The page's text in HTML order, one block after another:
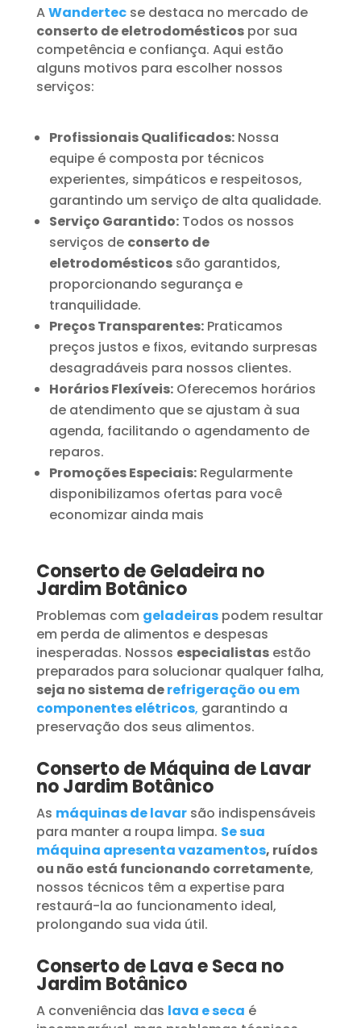
AWandertecse destaca no mercado de
conserto de eletrodomésticospor sua
competência e confiança. Aqui estão
alguns motivos para escolher nossos
serviços:
Profissionais Qualificados:Nossa
equipe é composta por técnicos
experientes, simpáticos e respeitosos,
garantindo um serviço de alta qualidade.
Serviço Garantido:Todos os nossos
serviços de conserto de
eletrodomésticossão garantidos,
proporcionando segurança e
tranquilidade.
Preços Transparentes:Praticamos
preços justos e fixos, evitando surpresas
desagradáveis para nossos clientes.
Horários Flexíveis:Oferecemos horários
de atendimento que se ajustam à sua
agenda, facilitando o agendamento de
reparos.
Promoções Especiais:Regularmente
disponibilizamos ofertas para você
economizar ainda mais
Conserto de Geladeira no
Jardim Botânico
Problemas com geladeiraspodem resultar
em perda de alimentos e despesas
inesperadas. Nossos especialistasestão
preparados para solucionar qualquer falha,
seja no sistema derefrigeração ou em
componentes elétricos, garantindo a
preservação dos seus alimentos.
Conserto de Máquina de Lavar
no Jardim Botânico
As máquinas de lavar são indispensáveis
para manter a roupa limpa. Se sua
máquina apresenta vazamentos, ruídos
ou não está funcionando corretamente,
nossos técnicos têm a expertise para
restaurá-la ao funcionamento ideal,
prolongando sua vida útil.
Conserto de Lava e Seca no
Jardim Botânico
A conveniência das lava e seca é